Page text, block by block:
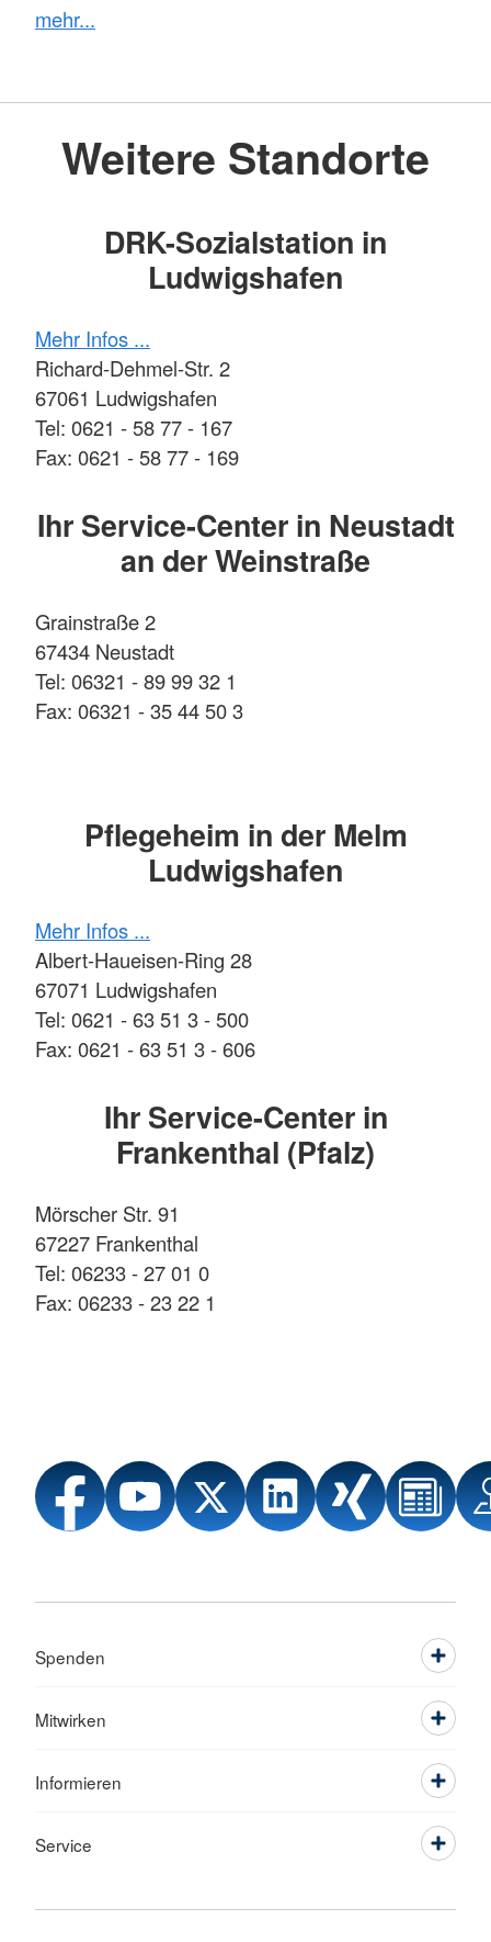
mehr...
Weitere Standorte
DRK-Sozialstation in
Ludwigshafen
Mehr Infos ...
Richard-Dehmel-Str. 2
67061 Ludwigshafen
Tel: 0621 - 58 77 - 167
Fax: 0621 - 58 77 - 169
Ihr Service-Center in Neustadt
an der Weinstraße
Grainstraße 2
67434 Neustadt
Tel: 06321 - 89 99 32 1
Fax: 06321 - 35 44 50 3
Pflegeheim in der Melm
Ludwigshafen
Mehr Infos ...
Albert-Haueisen-Ring 28
67071 Ludwigshafen
Tel: 0621 - 63 51 3 - 500
Fax: 0621 - 63 51 3 - 606
Ihr Service-Center in
Frankenthal (Pfalz)
Mörscher Str. 91
67227 Frankenthal
Tel: 06233 - 27 01 0
Fax: 06233 - 23 22 1
Spenden
Mitwirken
Informieren
Service